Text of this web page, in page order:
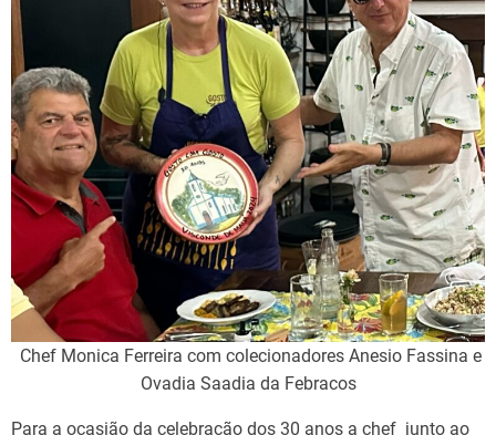
Chef Monica Ferreira com colecionadores Anesio Fassina e
Ovadia Saadia da Febracos
Para a ocasião da celebração dos 30 anos a chef junto ao